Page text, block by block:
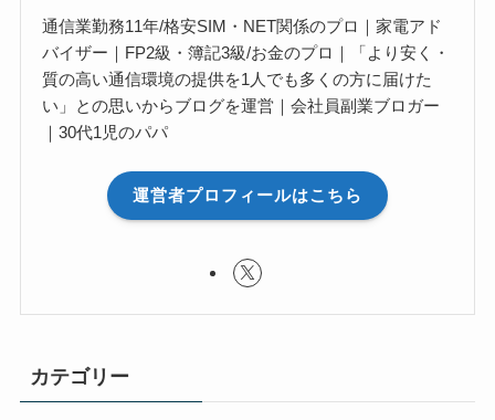
通信業勤務11年/格安SIM・NET関係のプロ｜家電アド
バイザー｜FP2級・簿記3級/お金のプロ｜「より安く・
質の高い通信環境の提供を1人でも多くの方に届けた
い」との思いからブログを運営｜会社員副業ブロガー
｜30代1児のパパ
運営者プロフィールはこちら
カテゴリー